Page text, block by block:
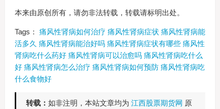
本来由原创所有，请勿非法转载，转载请标明出处。
Tags： 痛风性肾病如何治疗 痛风性肾病症状 痛风性肾病能
活多久 痛风性肾病能治好吗 痛风性肾病症状有哪些 痛风性
肾病吃什么药好 痛风性肾病可以治愈吗 痛风性肾病吃什么
好 痛风性肾病怎么治疗 痛风性肾病如何预防 痛风性肾病吃
什么食物好
转载： 如非注明，本站文章均为 江西股票期货网 原